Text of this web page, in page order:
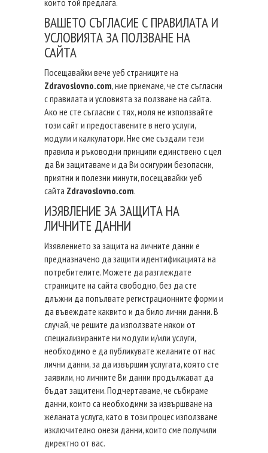
ВАШЕТО СЪГЛАСИЕ С ПРАВИЛАТА И
УСЛОВИЯТА ЗА ПОЛЗВАНЕ НА
САЙТА
Посещавайки вече уеб страниците на
Zdravoslovno.com, ние приемаме, че сте съгласни
с правилата и условията за ползване на сайта.
Ако не сте съгласни с тях, моля не използвайте
този сайт и предоставените в него услуги,
модули и калкулатори. Ние сме създали тези
правила и ръководни принципи единствено с цел
да Ви защитаваме и да Ви осигурим безопасни,
приятни и полезни минути, посещавайки уеб
сайта Zdravoslovno.com.
ИЗЯВЛЕНИЕ ЗА ЗАЩИТА НА
ЛИЧНИТЕ ДАННИ
Изявлението за защита на личните данни е
предназначено да защити идентификацията на
потребителите. Можете да разглеждате
страниците на сайта свободно, без да сте
длъжни да попълвате регистрационните форми и
да въвеждате каквито и да било лични данни. В
случай, че решите да използвате някои от
специализираните ни модули и/или услуги,
необходимо е да публикувате желаните от нас
лични данни, за да извършим услугата, която сте
заявили, но личните Ви данни продължават да
бъдат защитени. Подчертаваме, че събираме
данни, които са необходими за извършване на
желаната услуга, като в този процес използваме
изключително онези данни, които сме получили
директно от вас.